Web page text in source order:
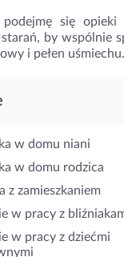
podejmę się opieki
by wspólnie
i pełen uśmiechu.
w domu niani
w domu rodzica
z zamieszkaniem
w pracy z
w pracy z dziećmi